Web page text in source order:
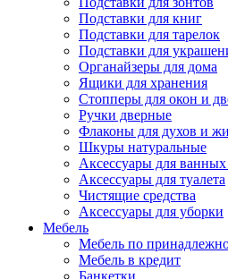
Подставки для книг
Подставки для тарелок
Подставки для
Органайзеры для дома
Ящики для хранения
Стопперы для окон и
Ручки дверные
Флаконы для духов и
Шкуры натуральные
Аксессуары для
Аксессуары для туалета
Чистящие средства
Аксессуары для уборки
Мебель
Мебель по
Мебель в кредит
Банкетки